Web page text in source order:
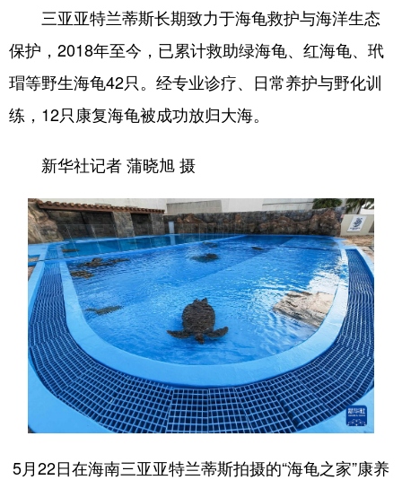
三亚亚特兰蒂斯长期致力于海龟救护与海洋生态
保护，2018年至今，已累计救助绿海龟、红海龟、玳
瑁等野生海龟42只。经专业诊疗、日常养护与野化训
练，12只康复海龟被成功放归大海。
新华社记者 蒲晓旭 摄
5月22日在海南三亚亚特兰蒂斯拍摄的“海龟之家”康养